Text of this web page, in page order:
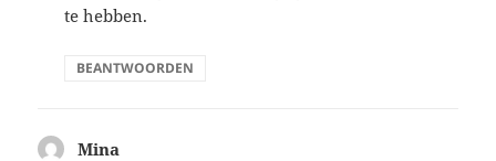
te hebben.
BEANTWOORDEN
Mina